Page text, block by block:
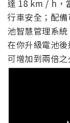
達 18 km / h，
行車安全；配
池智慧管理系
在你升級電池
可增加到兩倍之